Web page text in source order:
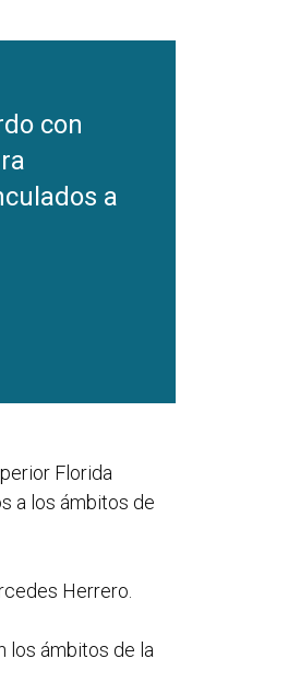
con
a
Florida
a los ámbitos de
Herrero.
los ámbitos de la